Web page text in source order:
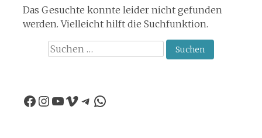
Das Gesuchte konnte leider nicht gefunden
werden. Vielleicht hilft die Suchfunktion.
Suchen
nach:
Facebook
Instagram
YouTube
Vimeo
Telegram
WhatsApp